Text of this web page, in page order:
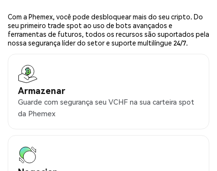
Com a Phemex, você pode desbloquear mais do seu cripto. Do
seu primeiro trade spot ao uso de bots avançados e
ferramentas de futuros, todos os recursos são suportados pela
nossa segurança líder do setor e suporte multilíngue 24/7.
Armazenar
Guarde com segurança seu VCHF na sua carteira spot
da Phemex